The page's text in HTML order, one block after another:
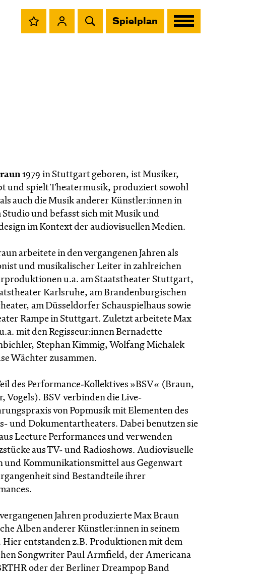
Spielplan
1979 in Stuttgart geboren, ist Musiker,
und spielt Theatermusik, produziert sowohl
auch die Musik anderer Künstler:innen in
Studio und befasst sich mit Musik und
im Kontext der audiovisuellen Medien.
arbeitete in den vergangenen Jahren als
und musikalischer Leiter in zahlreichen
u.a. am Staatstheater Stuttgart,
Karlsruhe, am Brandenburgischen
am Düsseldorfer Schauspielhaus sowie
Rampe in Stuttgart. Zuletzt arbeitete Max
mit den Regisseur:innen Bernadette
Stephan Kimmig, Wolfang Michalek
Wächter zusammen.
des Performance-Kollektives »BSV« (Braun,
Vogels). BSV verbinden die Live-
von Popmusik mit Elementen des
und Dokumentartheaters. Dabei benutzen sie
Lecture Performances und verwenden
aus TV- und Radioshows. Audiovisuelle
und Kommunikationsmittel aus Gegenwart
sind Bestandteile ihrer
Jahren produzierte Max Braun
Alben anderer Künstler:innen in seinem
Hier entstanden z.B. Produktionen mit dem
Songwriter Paul Armfield, der Americana
oder der Berliner Dreampop Band